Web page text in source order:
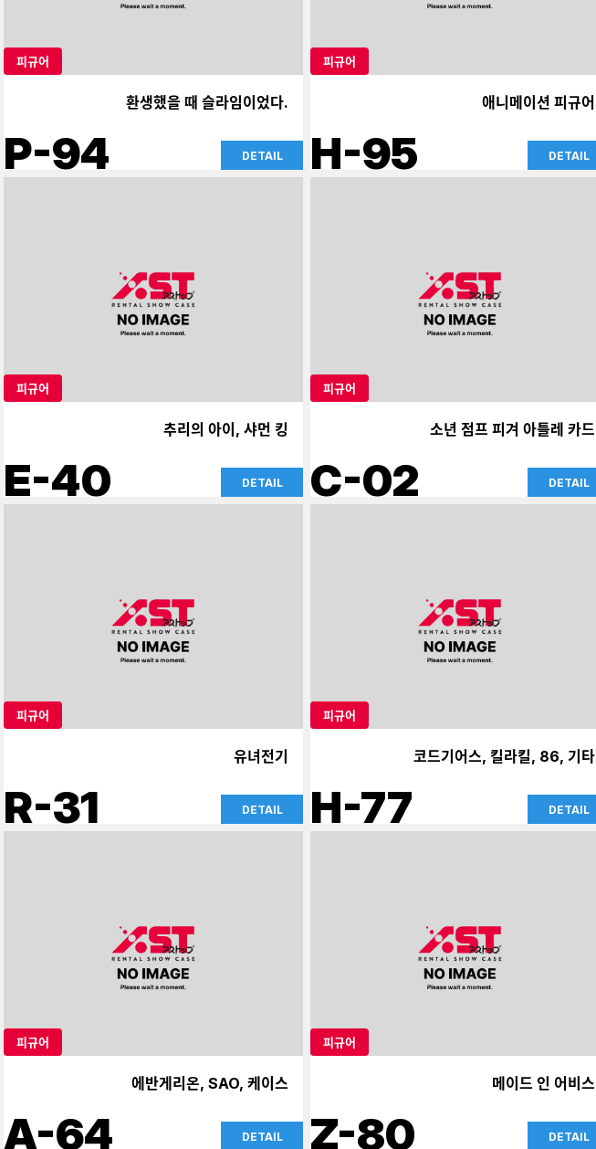
피규어
환생했을 때 슬라임이었다.
P-94 DETAIL
피규어
애니메이션 피규어
H-95 DETAIL
피규어
추리의 아이, 샤먼 킹
E-40 DETAIL
피규어
소년 점프 피겨 아틀레 카드
C-02 DETAIL
피규어
유녀전기
R-31 DETAIL
피규어
코드기어스, 킬라킬, 86, 기타
H-77 DETAIL
피규어
에반게리온, SAO, 케이스
A-64 DETAIL
피규어
메이드 인 어비스
Z-80 DETAIL